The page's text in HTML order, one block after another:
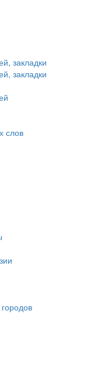
закладки
закладки
слов